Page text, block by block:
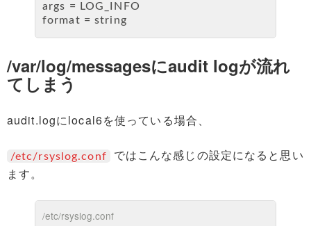
args = LOG_INFO
format = string
/var/log/messagesにaudit logが流れ
てしまう
audit.logにlocal6を使っている場合、
/etc/rsyslog.conf
ではこんな感じの設定になると思い
ます。
/etc/rsyslog.conf